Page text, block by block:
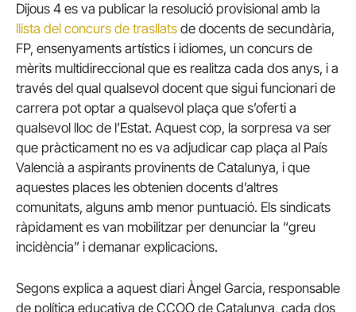
Dijous 4 es va publicar la resolució provisional amb la
llista del concurs de trasllats de docents de secundària,
FP, ensenyaments artístics i idiomes, un concurs de
mèrits multidireccional que es realitza cada dos anys, i a
través del qual qualsevol docent que sigui funcionari de
carrera pot optar a qualsevol plaça que s’oferti a
qualsevol lloc de l’Estat. Aquest cop, la sorpresa va ser
que pràcticament no es va adjudicar cap plaça al País
Valencià a aspirants provinents de Catalunya, i que
aquestes places les obtenien docents d’altres
comunitats, alguns amb menor puntuació. Els sindicats
ràpidament es van mobilitzar per denunciar la “greu
incidència” i demanar explicacions.
Segons explica a aquest diari Àngel Garcia, responsable
de política educativa de CCOO de Catalunya, cada dos